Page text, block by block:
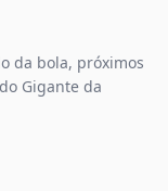
da bola, próximos
Gigante da